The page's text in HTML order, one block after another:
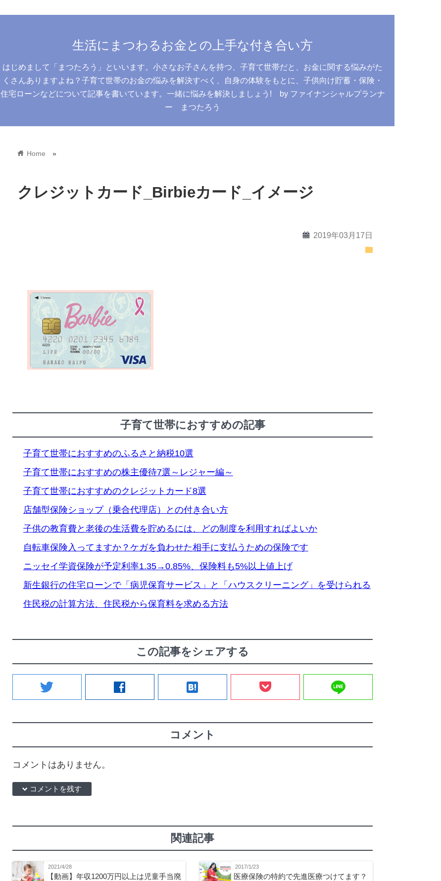
生活にまつわるお金との上手な付き合い方
はじめまして「まつたろう」といいます。小さなお子さんを持つ、子育て世帯だと、お金に関する悩みがた
くさんありますよね？子育て世帯のお金の悩みを解決すべく、自身の体験をもとに、子供向け貯蓄・保険・
住宅ローンなどについて記事を書いています。一緒に悩みを解決しましょう! by ファイナンシャルプランナ
ー まつたろう
home Home »
クレジットカード_Birbieカード_イメージ
calendar 2019年03月17日
folder
子育て世帯におすすめの記事
子育て世帯におすすめのふるさと納税10選
子育て世帯におすすめの株主優待7選～レジャー編～
子育て世帯におすすめのクレジットカード8選
店舗型保険ショップ（乗合代理店）との付き合い方
子供の教育費と老後の生活費を貯めるには、どの制度を利用すればよいか
自転車保険入ってますか？ケガを負わせた相手に支払うための保険です
ニッセイ学資保険が予定利率1.35→0.85%、保険料も5%以上値上げ
新生銀行の住宅ローンで「病児保育サービス」と「ハウスクリーニング」を受けられる
住民税の計算方法、住民税から保育料を求める方法
この記事をシェアする
twitter facebook hatenabookmark line
コメント
コメントはありません。
down コメントを残す
関連記事
2021/4/28
【動画】年収1200万円以上は児童手当廃
2017/1/23
医療保険の特約で先進医療つけてます？